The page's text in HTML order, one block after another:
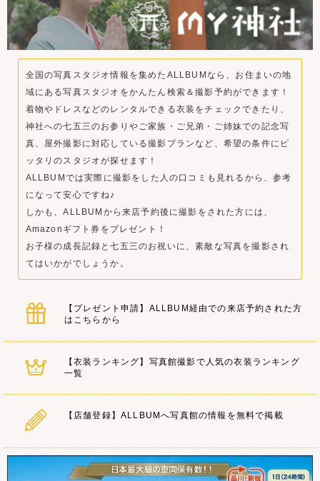
全国の写真スタジオ情報を集めたALLBUMなら、お住まいの地
域にある写真スタジオをかんたん検索＆撮影予約ができます！
着物やドレスなどのレンタルできる衣装をチェックできたり、
神社への七五三のお参りやご家族・ご兄弟・ご姉妹での記念写
真、屋外撮影に対応している撮影プランなど、希望の条件にピ
ッタリのスタジオが探せます！
ALLBUMでは実際に撮影をした人の口コミも見れるから、参考
になって安心ですね♪
しかも、ALLBUMから来店予約後に撮影をされた方には、
Amazonギフト券をプレゼント！
お子様の成長記録と七五三のお祝いに、素敵な写真を撮影され
てはいかがでしょうか。
【プレゼント申請】ALLBUM経由での来店予約された方
はこちらから
【衣装ランキング】写真館撮影で人気の衣装ランキング
一覧
【店舗登録】ALLBUMへ写真館の情報を無料で掲載